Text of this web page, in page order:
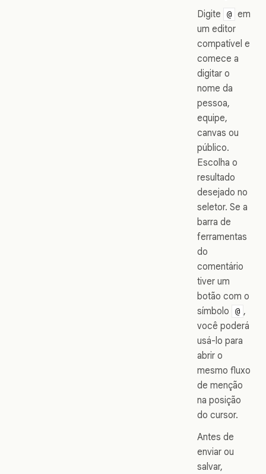
Digite @
em
um editor
compatível e
comece a
digitar o
nome da
pessoa,
equipe,
canvas ou
público.
Escolha o
resultado
desejado no
seletor. Se a
barra de
ferramentas
do
comentário
tiver um
botão com o
símbolo
@ ,
você poderá
usá-lo para
abrir o
mesmo fluxo
de menção
na posição
do cursor.
Antes de
enviar ou
salvar,